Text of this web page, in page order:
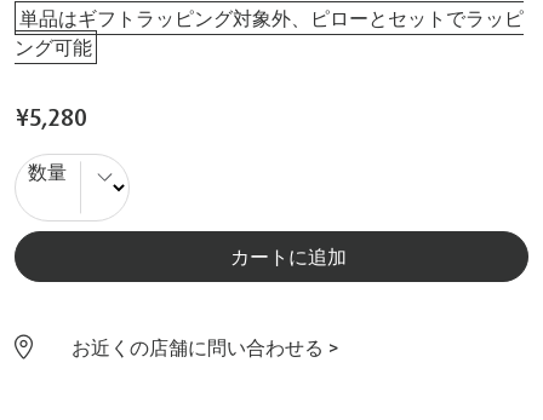
単品はギフトラッピング対象外、ピローとセットでラッピ
ング可能
¥5,280
数量
カートに追加
お近くの店舗に問い合わせる >